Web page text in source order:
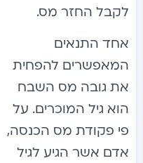
לקבל החזר מס.
אחד התנאים
המאפשרים להפחית
את גובה מס השבח
הוא גיל המוכרים. על
פי פקודת מס הכנסה,
אדם אשר הגיע לגיל